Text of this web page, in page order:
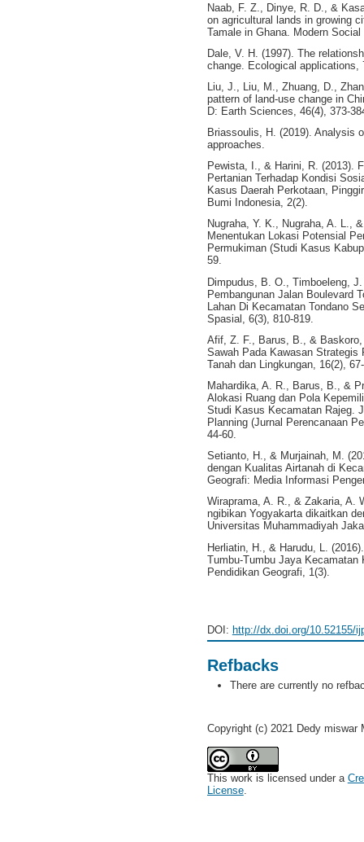
Naab, F. Z., Dinye, R. D., &
on agricultural lands in growing
Tamale in Ghana. Modern
Dale, V. H. (1997). The
change. Ecological applications,
Liu, J., Liu, M., Zhuang, D.,
pattern of land-use change in
D: Earth Sciences, 46(4), 373-
Briassoulis, H. (2019). Analysis
approaches.
Pewista, I., & Harini, R. (2013).
Pertanian Terhadap Kondisi
Kasus Daerah Perkotaan,
Bumi Indonesia, 2(2).
Nugraha, Y. K., Nugraha, A. L.,
Menentukan Lokasi Potensial
Permukiman (Studi Kasus
59.
Dimpudus, B. O., Timboeleng,
Pembangunan Jalan Boulevard
Lahan Di Kecamatan Tondano
Spasial, 6(3), 810-819.
Afif, Z. F., Barus, B., & Baskoro,
Sawah Pada Kawasan Strategis
Tanah dan Lingkungan, 16(2),
Mahardika, A. R., Barus, B., &
Alokasi Ruang dan Pola
Studi Kasus Kecamatan Rajeg.
Planning (Jurnal Perencanaan
44-60.
Setianto, H., & Murjainah, M.
dengan Kualitas Airtanah di
Geografi: Media Informasi
Wiraprama, A. R., & Zakaria, A.
ngibikan Yogyakarta dikaitkan
Universitas Muhammadiyah
Herliatin, H., & Harudu, L.
Tumbu-Tumbu Jaya Kecamatan
Pendidikan Geografi, 1(3).
DOI: http://dx.doi.org/10.52155/
Refbacks
There are currently no
Copyright (c) 2021 Dedy miswar
This work is licensed under a
License.